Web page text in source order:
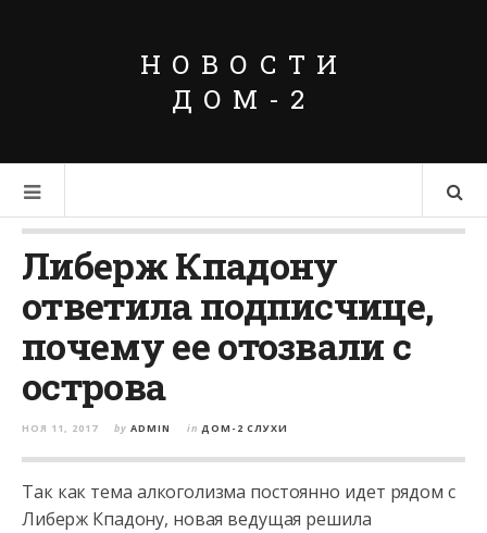
НОВОСТИ
ДОМ-2
Либерж Кпадону
ответила подписчице,
почему ее отозвали с
острова
НОЯ 11, 2017 by ADMIN in ДОМ-2 СЛУХИ
Так как тема алкоголизма постоянно идет рядом с
Либерж Кпадону, новая ведущая решила